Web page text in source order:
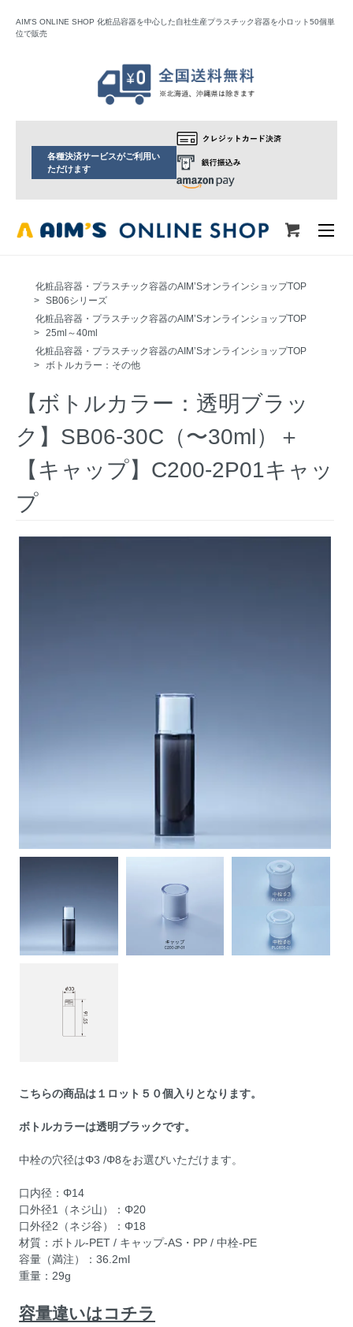
AIM'S ONLINE SHOP 化粧品容器を中心した自社生産プラスチック容器を小ロット50個単
位で販売
各種決済サービスがご利用い
ただけます
化粧品容器・プラスチック容器のAIM’SオンラインショップTOP
> SB06シリーズ
化粧品容器・プラスチック容器のAIM’SオンラインショップTOP
> 25ml～40ml
化粧品容器・プラスチック容器のAIM’SオンラインショップTOP
> ボトルカラー：その他
【ボトルカラー：透明ブラッ
ク】SB06-30C（〜30ml）＋
【キャップ】C200-2P01キャッ
プ
こちらの商品は１ロット５０個入りとなります。
ボトルカラーは透明ブラックです。
中栓の穴径はΦ3 /Φ8をお選びいただけます。
口内径：Φ14
口外径1（ネジ山）：Φ20
口外径2（ネジ谷）：Φ18
材質：ボトル-PET / キャップ-AS・PP / 中栓-PE
容量（満注）：36.2ml
重量：29g
容量違いはコチラ